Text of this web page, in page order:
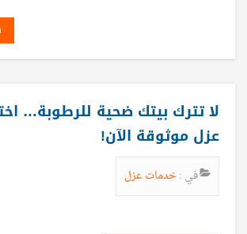
لا تترك بيتك ضحية للرطوبة…
عزل موثوقة الآن!
في : خدمات عزل